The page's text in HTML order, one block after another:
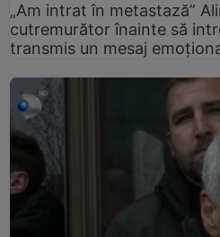
„Am intrat în metastază”
cutremurător înainte să
transmis un mesaj